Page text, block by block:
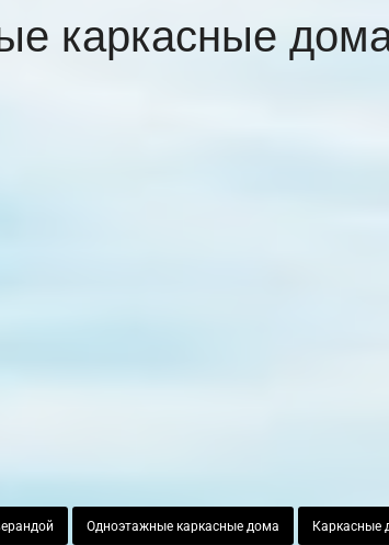
каркасные
Одноэтажные каркасные дома Каркасные